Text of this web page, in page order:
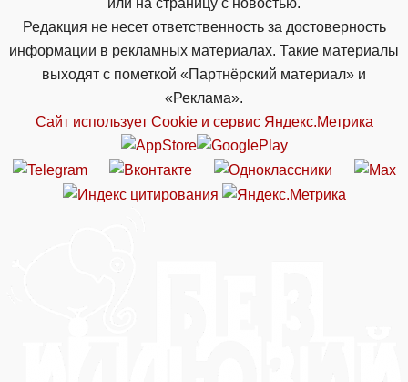
Редакция не несет ответственность за достоверность
информации в рекламных материалах. Такие материалы
выходят с пометкой «Партнёрский материал» и
«Реклама».
Сайт использует Cookie и сервиc Яндекс.Метрика